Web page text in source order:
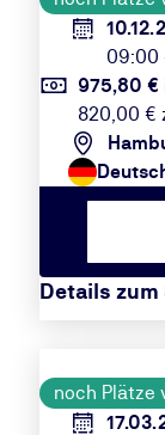
09:00
975,80 €
820,00 €
Details zum
noch Plätze